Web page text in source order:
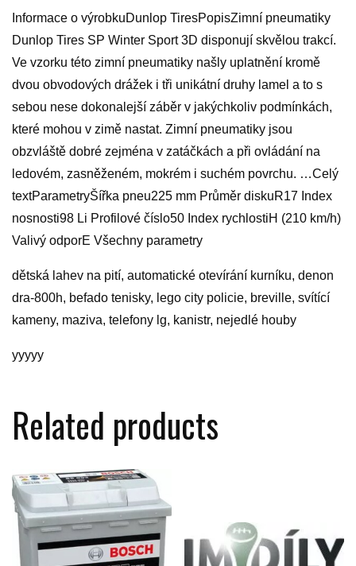
Informace o výrobkuDunlop TiresPopisZimní pneumatiky
Dunlop Tires SP Winter Sport 3D disponují skvělou trakcí.
Ve vzorku této zimní pneumatiky našly uplatnění kromě
dvou obvodových drážek i tři unikátní druhy lamel a to s
sebou nese dokonalejší záběr v jakýchkoliv podmínkách,
které mohou v zimě nastat. Zimní pneumatiky jsou
obzvláště dobré zejména v zatáčkách a při ovládání na
ledovém, zasněženém, mokrém i suchém povrchu. …Celý
textParametryŠířka pneu225 mm Průměr diskuR17 Index
nosnosti98 Li Profilové číslo50 Index rychlostiH (210 km/h)
Valivý odporE Všechny parametry
dětská lahev na pití, automatické otevírání kurníku, denon
dra-800h, befado tenisky, lego city policie, breville, svítící
kameny, maziva, telefony lg, kanistr, nejedlé houby
yyyyy
Related products